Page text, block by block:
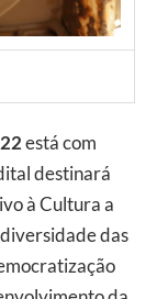
está com
destinará
à Cultura a
das